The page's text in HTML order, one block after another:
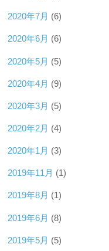
2020年7月 (6)
2020年6月 (6)
2020年5月 (5)
2020年4月 (9)
2020年3月 (5)
2020年2月 (4)
2020年1月 (3)
2019年11月 (1)
2019年8月 (1)
2019年6月 (8)
2019年5月 (5)